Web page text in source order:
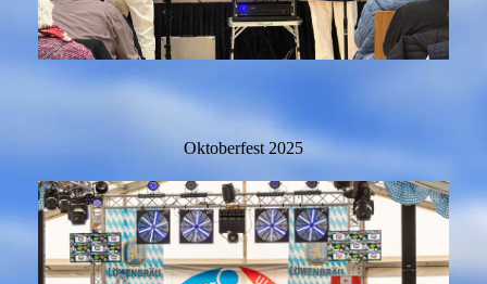
Oktoberfest 2025